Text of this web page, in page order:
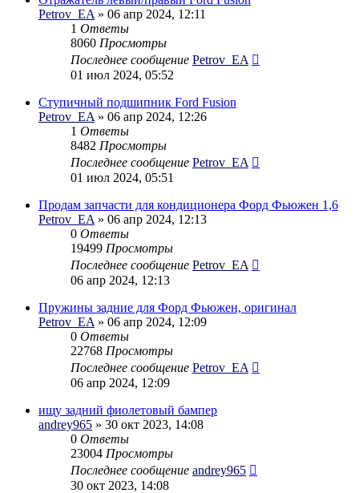
Petrov_EA » 06 апр 2024, 12:11
1 Ответы
8060 Просмотры
Последнее сообщение Petrov_EA
01 июл 2024, 05:52
Ступичный подшипник Ford Fusion
Petrov_EA » 06 апр 2024, 12:26
1 Ответы
8482 Просмотры
Последнее сообщение Petrov_EA
01 июл 2024, 05:51
Продам запчасти для кондиционера Форд Фьюжен 1,6
Petrov_EA » 06 апр 2024, 12:13
0 Ответы
19499 Просмотры
Последнее сообщение Petrov_EA
06 апр 2024, 12:13
Пружины задние для Форд Фьюжен, оригинал
Petrov_EA » 06 апр 2024, 12:09
0 Ответы
22768 Просмотры
Последнее сообщение Petrov_EA
06 апр 2024, 12:09
ищу задний фиолетовый бампер
andrey965 » 30 окт 2023, 14:08
0 Ответы
23004 Просмотры
Последнее сообщение andrey965
30 окт 2023, 14:08